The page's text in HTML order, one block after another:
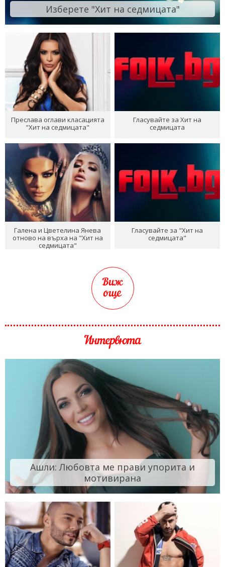
Изберете "Хит на седмицата"
Преслава оглави класацията
"Хит на седмицата"
Гласувайте за Хит на
седмицата
Галена и Цветелина Янева
отново на върха на "Хит на
седмицата"
Гласувайте за "Хит на
седмицата"
Виж
още
Интервюта
Ашли: Любовта ме прави упорита и
мотивирана